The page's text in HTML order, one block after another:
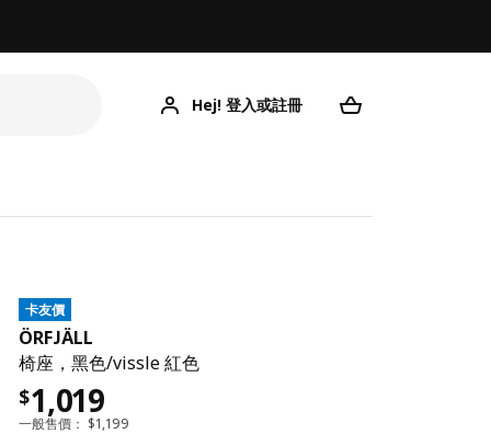
Hej! 登入或註冊
卡友價
ÖRFJÄLL
椅座，黑色/vissle 紅色
$1,019
一般售價： $1,199